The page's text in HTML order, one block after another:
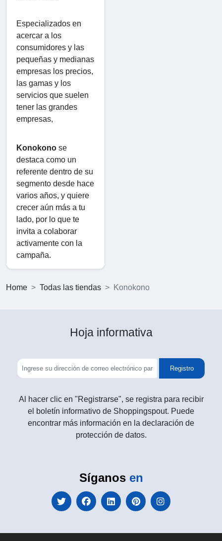
Especializados en
acercar a los
consumidores y las
pequeñas y medianas
empresas los precios,
las gamas y los
servicios que suelen
tener las grandes
empresas,
Konokono se
destaca como un
referente dentro de su
segmento desde hace
varios años, y quiere
crecer aún más a tu
lado, por lo que te
invita a colaborar
activamente con la
campaña.
Home Todas las tiendas Konokono
Hoja informativa
Registro
Al hacer clic en "Registrarse", se registra para recibir
el boletín informativo de Shoppingspout. Puede
encontrar más información en la declaración de
protección de datos.
Síganos en